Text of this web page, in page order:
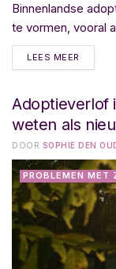
Binnenlandse
te vormen, vooral
LEES MEER
Adoptieverlof
weten als
DOOR SOPHIE DEN
PROBLEMEN MET